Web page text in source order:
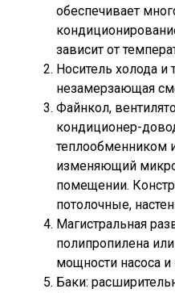
обеспечивает
зависит от
Носитель холода и
незамерзающая
Файнкол,
кондиционер-
теплообменником
изменяющий
помещении.
потолочные,
Магистральная
полипропилена
мощности насоса и
Баки: